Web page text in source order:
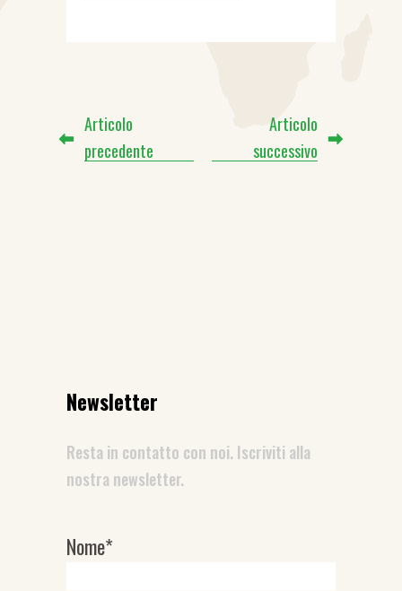
Articolo
precedente
Articolo
successivo
Newsletter
Resta in contatto con noi. Iscriviti alla
nostra newsletter.
Newsletter
Nome*